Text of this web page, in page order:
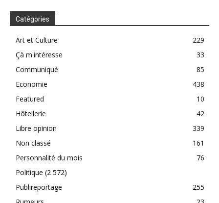
Catégories
Art et Culture
229
Çà m'intéresse
33
Communiqué
85
Economie
438
Featured
10
Hôtellerie
42
Libre opinion
339
Non classé
161
Personnalité du mois
76
Politique (2 572)
Publireportage
255